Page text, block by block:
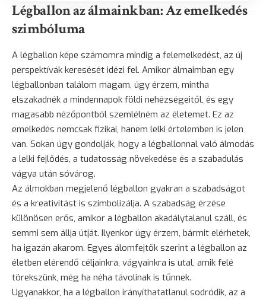
Légballon az álmainkban: Az emelkedés
szimbóluma
A légballon képe számomra mindig a felemelkedést, az új
perspektívák keresését idézi fel. Amikor álmaimban egy
légballonban találom magam, úgy érzem, mintha
elszakadnék a mindennapok földi nehézségeitől, és egy
magasabb nézőpontból szemlélném az életemet. Ez az
emelkedés nemcsak fizikai, hanem lelki értelemben is jelen
van. Sokan úgy gondolják, hogy a légballonnal való álmodás
a lelki fejlődés, a tudatosság növekedése és a szabadulás
vágya után sóvárog.
Az álmokban megjelenő légballon gyakran a szabadságot
és a kreativitást is szimbolizálja. A szabadság érzése
különösen erős, amikor a légballon akadálytalanul száll, és
semmi sem állja útját. Ilyenkor úgy érzem, bármit elérhetek,
ha igazán akarom. Egyes álomfejtők szerint a légballon az
életben elérendő céljainkra, vágyainkra is utal, amik felé
törekszünk, még ha néha távolinak is tűnnek.
Ugyanakkor, ha a légballon irányíthatatlanul sodródik, az a